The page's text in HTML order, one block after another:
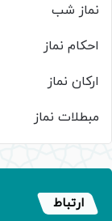
نماز شب
احکام نماز
ارکان نماز
مبطلات نماز
ارتباط